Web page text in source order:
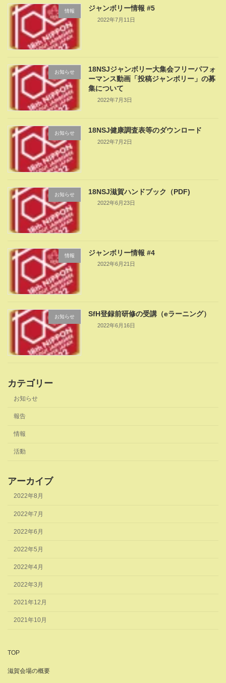
情報 ジャンボリー情報 #5
2022年7月11日
お知らせ
18NSJジャンボリー大集会フリーパフォ
ーマンス動画「投稿ジャンボリー」の募
集について
2022年7月3日
お知らせ 18NSJ健康調査表等のダウンロード
2022年7月2日
お知らせ 18NSJ滋賀ハンドブック（PDF)
2022年6月23日
情報 ジャンボリー情報 #4
2022年6月21日
お知らせ SfH登録前研修の受講（eラーニング）
2022年6月16日
カテゴリー
お知らせ
報告
情報
活動
アーカイブ
2022年8月
2022年7月
2022年6月
2022年5月
2022年4月
2022年3月
2021年12月
2021年10月
TOP
滋賀会場の概要